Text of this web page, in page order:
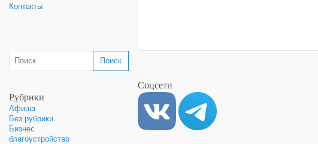
Контакты
Рубрики
Афиша
Без рубрики
Бизнес
благоустройство
Соцсети